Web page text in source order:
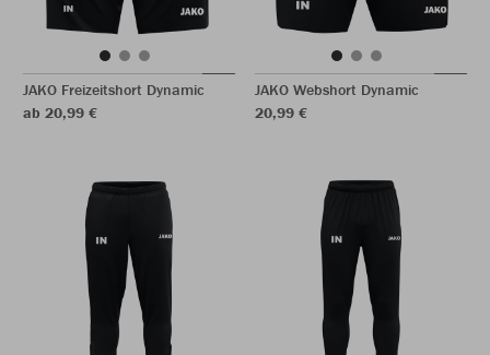
JAKO Freizeitshort Dynamic
ab 20,99 €
JAKO Webshort Dynamic
20,99 €